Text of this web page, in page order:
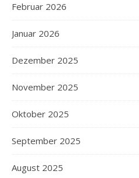
Februar 2026
Januar 2026
Dezember 2025
November 2025
Oktober 2025
September 2025
August 2025